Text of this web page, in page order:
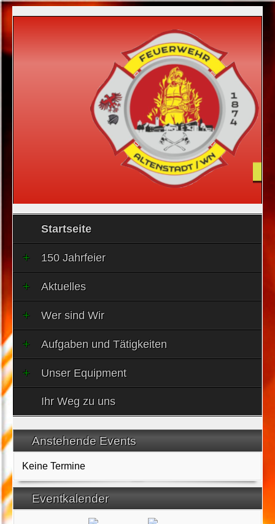
Startseite
150 Jahrfeier
Aktuelles
Wer sind Wir
Aufgaben und Tätigkeiten
Unser Equipment
Ihr Weg zu uns
Anstehende Events
Keine Termine
Eventkalender